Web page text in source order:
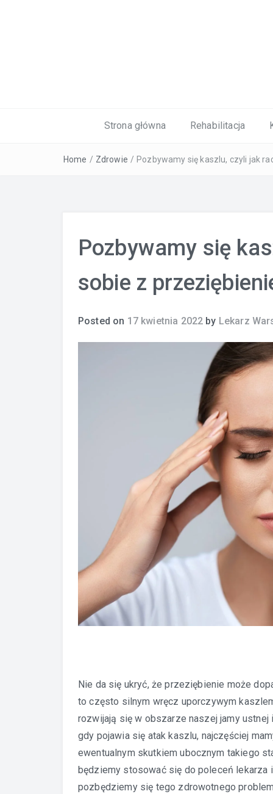
Strona główna Rehabilitacja
Home / Zdrowie / Pozbywamy się kaszlu, czyli jak
Pozbywamy się
sobie z
Posted on 17 kwietnia 2022 by Lekarz
Nie da się ukryć, że przeziębienie może
to często silnym wręcz uporczywym
rozwijają się w obszarze naszej jamy ustnej
gdy pojawia się atak kaszlu, najczęściej
ewentualnym skutkiem ubocznym takiego
będziemy stosować się do poleceń lekarza
pozbędziemy się tego zdrowotnego